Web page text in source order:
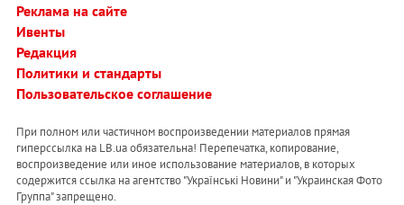
Реклама на сайте
Ивенты
Редакция
Политики и стандарты
Пользовательское соглашение
При полном или частичном воспроизведении материалов прямая
гиперссылка на LB.ua обязательна! Перепечатка, копирование,
воспроизведение или иное использование материалов, в которых
содержится ссылка на агентство "Українськi Новини" и "Украинская Фото
Группа" запрещено.